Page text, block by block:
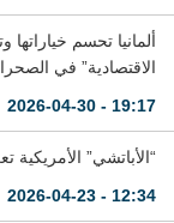
ألمانيا تحسم
الاقتصادية” في
19:17 - 2026-04-30
“الأباتشي”
12:34 - 2026-04-23